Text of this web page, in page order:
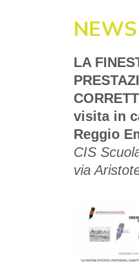
NEWS
LA
visita in
Reggio
CIS
via